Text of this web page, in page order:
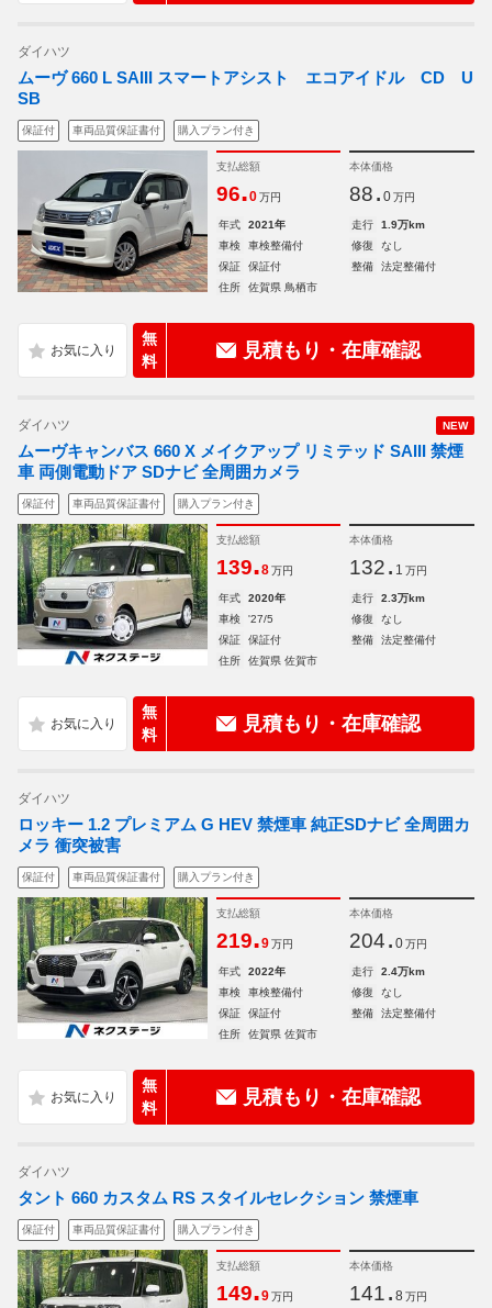
ダイハツ
ムーヴ 660 L SAIII スマートアシスト エコアイドル CD U
SB
保証付 車両品質保証書付 購入プラン付き
支払総額
96.0 万円
本体価格
88. 0 万円
年式 2021年 走行
1.9万km
車検
車検整備付 修復
なし
保証
保証付 整備
法定整備付
住所
佐賀県 鳥栖市
無
料
見積もり・在庫確認
NEW
ダイハツ
ムーヴキャンバス 660 X メイクアップ リミテッド SAIII 禁煙
車 両側電動ドア SDナビ 全周囲カメラ
保証付 車両品質保証書付 購入プラン付き
支払総額
139.8 万円
本体価格
132. 1 万円
年式 2020年 走行
2.3万km
車検
'27/5 修復
なし
保証
保証付 整備
法定整備付
住所
佐賀県 佐賀市
無
料
見積もり・在庫確認
ダイハツ
ロッキー 1.2 プレミアム G HEV 禁煙車 純正SDナビ 全周囲カ
メラ 衝突被害
保証付 車両品質保証書付 購入プラン付き
支払総額
219.9 万円
本体価格
204. 0 万円
年式 2022年 走行
2.4万km
車検
車検整備付 修復
なし
保証
保証付 整備
法定整備付
住所
佐賀県 佐賀市
無
料
見積もり・在庫確認
ダイハツ
タント 660 カスタム RS スタイルセレクション 禁煙車
保証付 車両品質保証書付 購入プラン付き
支払総額
149.9 万円
本体価格
141. 8 万円